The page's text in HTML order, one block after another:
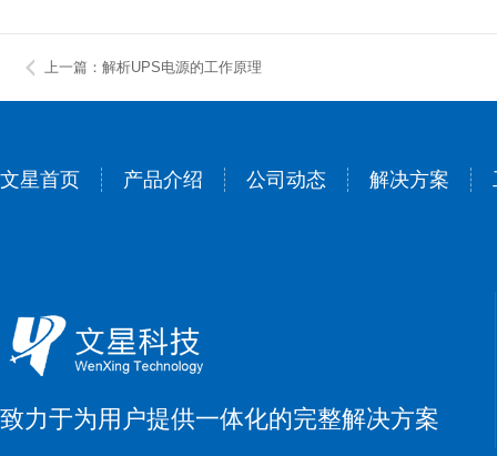
上一篇：解析UPS电源的工作原理
文星首页 产品介绍 公司动态 解决方案
致力于为用户提供一体化的完整解决方案